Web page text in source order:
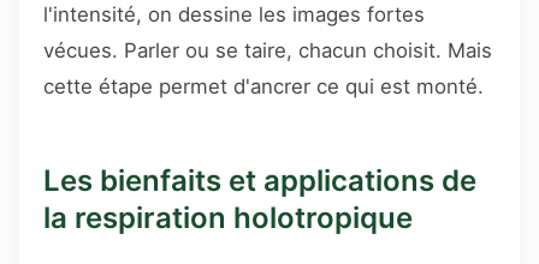
l'intensité, on dessine les images fortes
vécues. Parler ou se taire, chacun choisit. Mais
cette étape permet d'ancrer ce qui est monté.
Les bienfaits et applications de
la respiration holotropique